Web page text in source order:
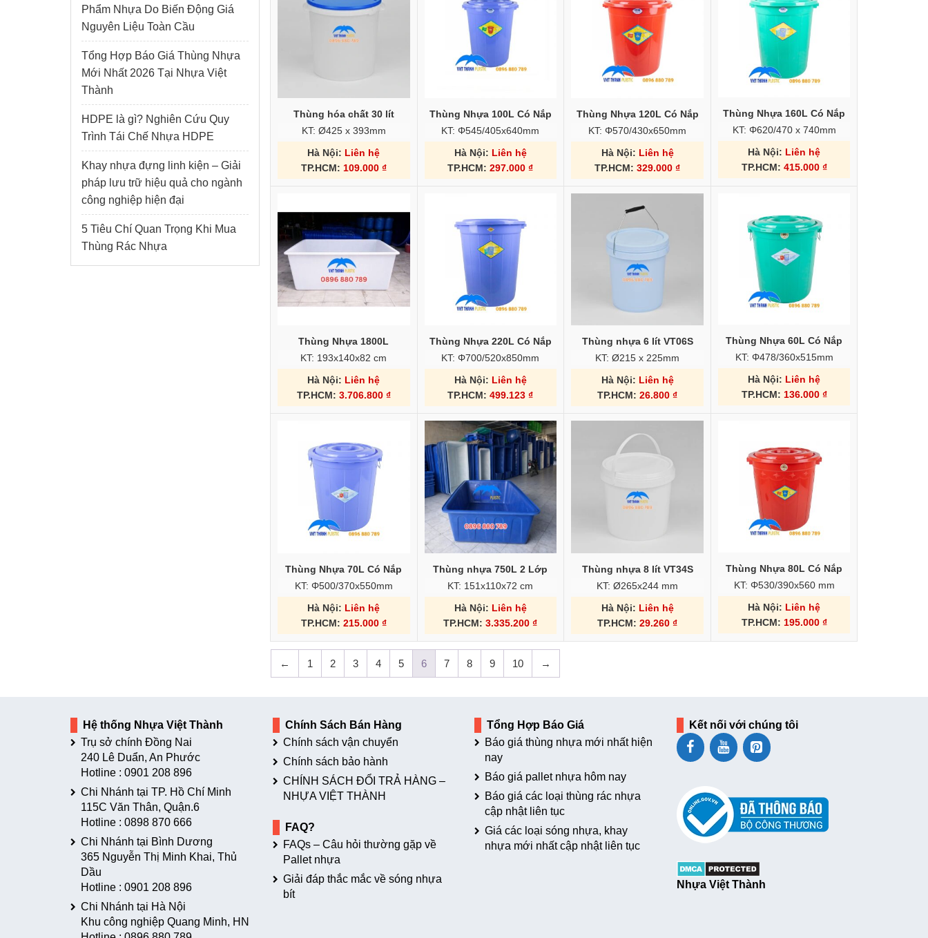
Thùng hóa chất 30 lít
KT: Ø425 x 393mm
Hà Nội: Liên hệ
TP.HCM: 109.000 ₫
Thùng Nhựa 100L Có Nắp
KT: Φ545/405x640mm
Hà Nội: Liên hệ
TP.HCM:297.000₫
Thùng Nhựa 120L Có Nắp
KT: Φ570/430x650mm
Hà Nội: Liên hệ
TP.HCM:329.000₫
Thùng Nhựa 160L Có Nắp
KT: Φ620/470 x 740mm
Hà Nội: Liên hệ
TP.HCM: 415.000 ₫
Thùng Nhựa 1800L
KT: 193x140x82 cm
Hà Nội: Liên hệ
TP.HCM: 3.706.800 ₫
Thùng Nhựa 220L Có Nắp
KT: Φ700/520x850mm
Hà Nội: Liên hệ
TP.HCM:499.123₫
Thùng nhựa 6 lít VT06S
KT: Ø215 x 225mm
Hà Nội: Liên hệ
TP.HCM:26.800₫
Thùng Nhựa 60L Có Nắp
KT: Φ478/360x515mm
Hà Nội: Liên hệ
TP.HCM: 136.000 ₫
Thùng Nhựa 70L Có Nắp
KT: Φ500/370x550mm
Hà Nội: Liên hệ
TP.HCM: 215.000 ₫
Thùng nhựa 750L 2 Lớp
KT: 151x110x72 cm
Hà Nội: Liên hệ
TP.HCM:3.335.200₫
Thùng nhựa 8 lít VT34S
KT: Ø265x244 mm
Hà Nội: Liên hệ
TP.HCM:29.260₫
Thùng Nhựa 80L Có Nắp
KT: Φ530/390x560 mm
Hà Nội: Liên hệ
TP.HCM: 195.000 ₫
← 1 2 3 4 5 6 7 8 9 10 →
Phẩm Nhựa Do Biến Động Giá
Nguyên Liệu Toàn Cầu
Tổng Hợp Báo Giá Thùng Nhựa
Mới Nhất 2026 Tại Nhựa Việt
Thành
HDPE là gì? Nghiên Cứu Quy
Trình Tái Chế Nhựa HDPE
Khay nhựa đựng linh kiện – Giải
pháp lưu trữ hiệu quả cho ngành
công nghiệp hiện đại
5 Tiêu Chí Quan Trọng Khi Mua
Thùng Rác Nhựa
Hệ thống Nhựa Việt Thành
Trụ sở chính Đồng Nai
240 Lê Duẩn, An Phước
Hotline : 0901 208 896
Chi Nhánh tại TP. Hồ Chí Minh
115C Văn Thân, Quận.6
Hotline : 0898 870 666
Chi Nhánh tại Bình Dương
365 Nguyễn Thị Minh Khai, Thủ
Dầu
Hotline : 0901 208 896
Chi Nhánh tại Hà Nội
Khu công nghiệp Quang Minh, HN
Chính Sách Bán Hàng
Chính sách vận chuyển
Chính sách bảo hành
CHÍNH SÁCH ĐỔI TRẢ HÀNG –
NHỰA VIỆT THÀNH
FAQ?
FAQs – Câu hỏi thường gặp về
Pallet nhựa
Giải đáp thắc mắc về sóng nhựa
bít
Tổng Hợp Báo Giá
Báo giá thùng nhựa mới nhất hiện
nay
Báo giá pallet nhựa hôm nay
Báo giá các loại thùng rác nhựa
cập nhật liên tục
Giá các loại sóng nhựa, khay
nhựa mới nhất cập nhật liên tục
Kết nối với chúng tôi
Nhựa Việt Thành